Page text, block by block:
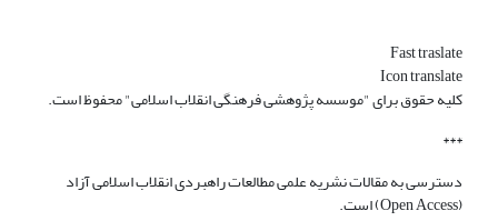
Fast traslate
Icon translate
کلیه حقوق برای "موسسه پژوهشی فرهنگی انقلاب اسلامی" محفوظ است.
***
دسترسی به مقالات نشریه علمی مطالعات راهبردی انقلاب اسلامی آزاد
(Open Access) است.